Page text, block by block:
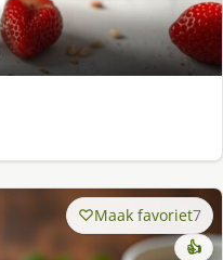
Maak favoriet7
👍